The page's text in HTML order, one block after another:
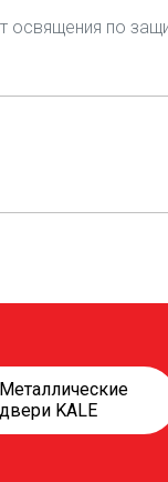
освящения по
Металлические
двери KALE